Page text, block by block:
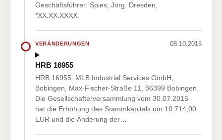
Geschäftsführer: Spies, Jörg, Dresden,
*XX.XX.XXXX.
VERÄNDERUNGEN 08.10.2015
HRB 16955
HRB 16955: MLB Industrial Services GmbH,
Bobingen, Max-Fischer-Straße 11, 86399 Bobingen.
Die Gesellschafterversammlung vom 30.07.2015
hat die Erhöhung des Stammkapitals um 10.714,00
EUR und die Änderung der…